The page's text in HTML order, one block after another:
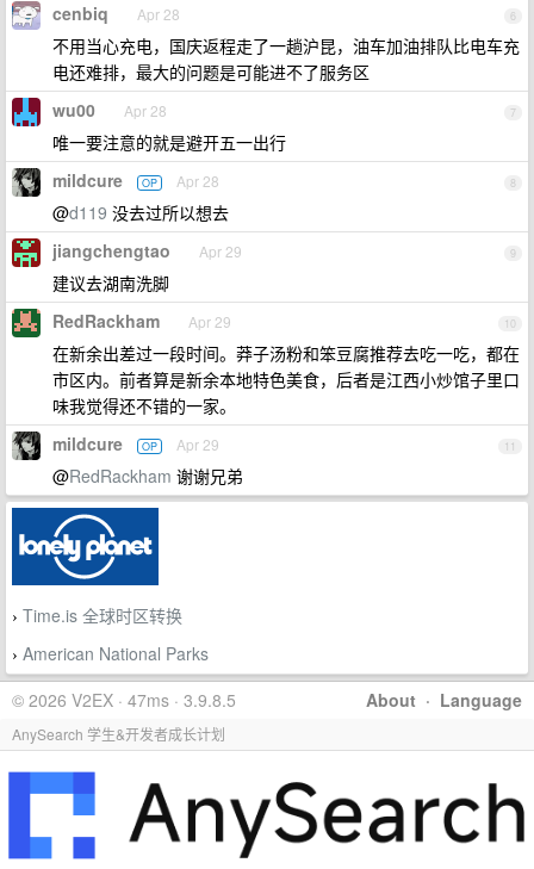
6
cenbiq Apr 28
不用当心充电，国庆返程走了一趟沪昆，油车加油排队比电车充
电还难排，最大的问题是可能进不了服务区
7
wu00 Apr 28
唯一要注意的就是避开五一出行
8
mildcure OP Apr 28
@d119 没去过所以想去
9
jiangchengtao Apr 29
建议去湖南洗脚
10
RedRackham Apr 29
在新余出差过一段时间。莽子汤粉和笨豆腐推荐去吃一吃，都在
市区内。前者算是新余本地特色美食，后者是江西小炒馆子里口
味我觉得还不错的一家。
11
mildcure OP Apr 29
@RedRackham 谢谢兄弟
› Time.is 全球时区转换
› American National Parks
About · Language
© 2026 V2EX · 47ms · 3.9.8.5
AnySearch 学生&开发者成长计划